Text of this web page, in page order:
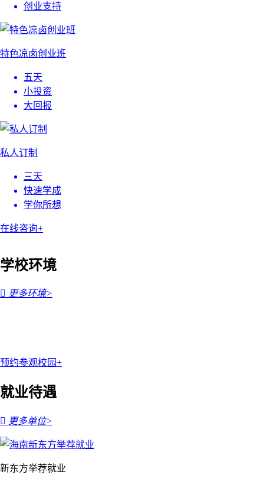
创业支持
特色凉卤创业班
五天
小投资
大回报
私人订制
三天
快速学成
学你所想
在线咨询+
学校环境
 更多环境>
预约参观校园+
就业待遇
 更多单位>
新东方举荐就业